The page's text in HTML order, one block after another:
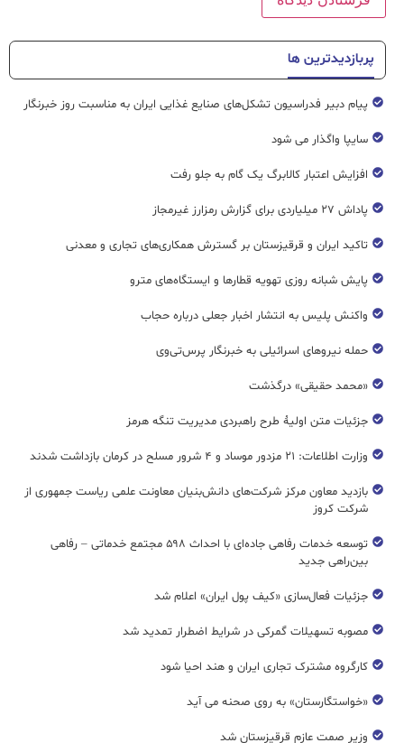
پربازدیدترین ها
پیام دبیر فدراسیون تشکل‌های صنایع غذایی ایران به مناسبت روز خبرنگار
سایپا واگذار می شود
افزایش اعتبار کالابرگ یک گام به جلو رفت
پاداش ۲۷ میلیاردی برای گزارش رمزارز غیرمجاز
تاکید ایران و قرقیزستان بر گسترش همکاری‌های تجاری و معدنی
پایش شبانه روزی تهویه قطار‌ها و ایستگاه‌های مترو
واکنش پلیس به انتشار اخبار جعلی درباره حجاب
حمله نیروهای اسرائیلی به خبرنگار پرس‌تی‌وی
«محمد حقیقی» درگذشت
جزئیات متن اولیۀ طرح راهبردی مدیریت تنگه هرمز
وزارت اطلاعات: ۲۱ مزدور موساد و ۴ شرور مسلح در کرمان بازداشت شدند
بازدید معاون مرکز شرکت‌های دانش‌بنیان معاونت علمی ریاست جمهوری از
شرکت کروز
توسعه خدمات رفاهی جاده‌ای با احداث ۵۹۸ مجتمع خدماتی – رفاهی
بین‌راهی جدید
جزئیات فعال‌سازی «کیف پول ایران» اعلام شد
مصوبه تسهیلات گمرکی در شرایط اضطرار تمدید شد
کارگروه مشترک تجاری ایران و هند احیا شود
«خواستگارستان» به روی صحنه می آید
وزیر صمت عازم قرقیزستان شد